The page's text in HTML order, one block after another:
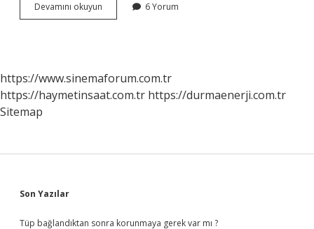
Devamını okuyun
Notları
6 Yorum
https://www.sinemaforum.com.tr
https://haymetinsaat.com.tr https://durmaenerji.com.tr
Sitemap
Sidebar
Son Yazılar
Tüp bağlandıktan sonra korunmaya gerek var mı ?